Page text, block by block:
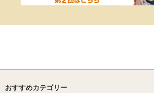
おすすめカテゴリー